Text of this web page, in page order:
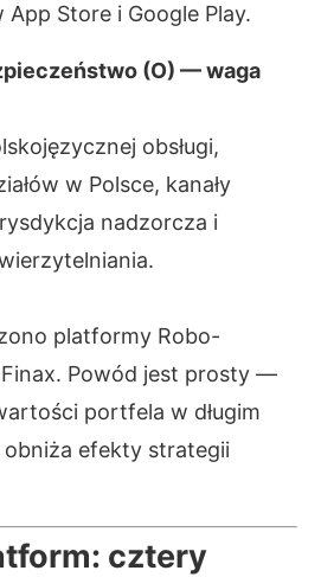
App Store i Google Play.
(O) — waga
obsługi,
w Polsce, kanały
nadzorcza i
platformy Robo-
Powód jest prosty —
portfela w długim
efekty strategii
cztery